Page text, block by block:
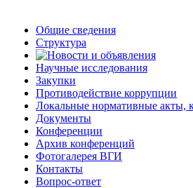
Общие сведения
Структура
Научные исследования
Закупки
Противодействие коррупции
Локальные нормативные акты,
Документы
Конференции
Архив конференций
Фотогалерея ВГИ
Контакты
Вопрос-ответ